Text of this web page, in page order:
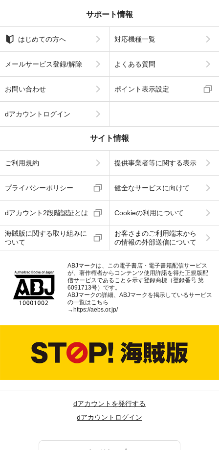
サポート情報
はじめての方へ 対応機種一覧
メールサービス登録/解除 よくある質問
お問い合わせ ポイント表示設定
dアカウントログイン
サイト情報
ご利用規約 提供事業者等に関する表示
プライバシーポリシー 健全なサービスに向けて
dアカウント2段階認証とは Cookieの利用について
海賊版に関する取り組みに
ついて
お客さまのご利用端末から
の情報の外部送信について
ABJマークは、この電子書店・電子書籍配信サービス
が、著作権者からコンテンツ使用許諾を得た正規版配
信サービスであることを示す登録商標（登録番号 第
6091713号）です。
ABJマークの詳細、ABJマークを掲示しているサービス
の一覧はこちら
→ https://aebs.or.jp/
dアカウントを発行する
dアカウントログイン